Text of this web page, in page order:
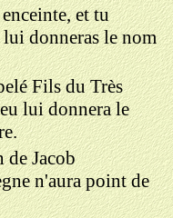
et tu
donneras le nom
Fils du Très
lui donnera le
de Jacob
n'aura point de